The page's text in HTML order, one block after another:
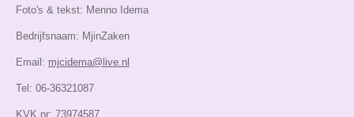
Foto's & tekst: Menno Idema
Bedrijfsnaam: MjinZaken
Email: mjcidema@live.nl
Tel: 06-36321087
KVK.nr: 73974587